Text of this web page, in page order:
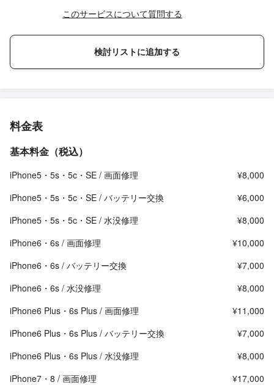
このサービスについて質問する
検討リストに追加する
料金表
基本料金（税込）
iPhone5・5s・5c・SE / 画面修理
¥8,000
iPhone5・5s・5c・SE / バッテリー交換
¥6,000
iPhone5・5s・5c・SE / 水没修理
¥8,000
iPhone6・6s / 画面修理
¥10,000
iPhone6・6s / バッテリー交換
¥7,000
iPhone6・6s / 水没修理
¥8,000
iPhone6 Plus・6s Plus / 画面修理
¥11,000
iPhone6 Plus・6s Plus / バッテリー交換
¥7,000
iPhone6 Plus・6s Plus / 水没修理
¥8,000
iPhone7・8 / 画面修理
¥17,000